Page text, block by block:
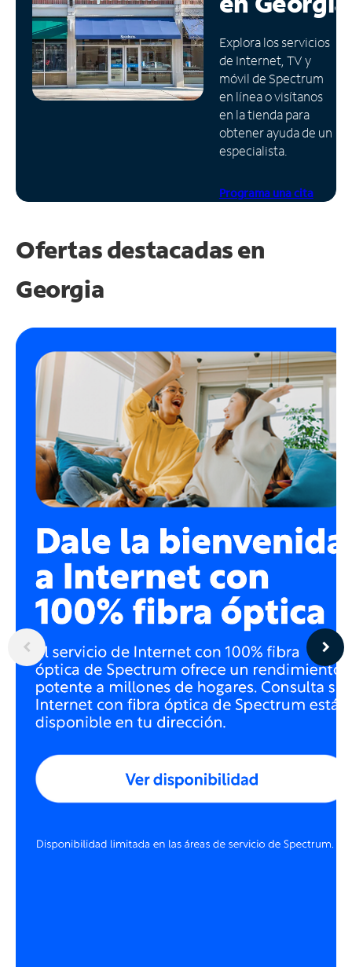
Administrar
cuenta
Encuentra
una
tienda
Explora los servicios
de Internet, TV y
móvil de Spectrum
en línea o visítanos
en la tienda para
obtener ayuda de un
especialista.
Programa una cita
Ofertas destacadas en
Georgia